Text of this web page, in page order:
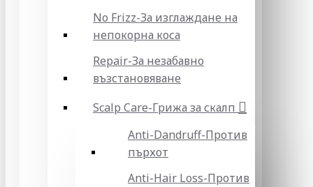
No Frizz-За изглаждане на
непокорна коса
Repair-За незабавно
възстановяване
Scalp Care-Грижа за скалп
Anti-Dandruff-Против
пърхот
Anti-Hair Loss-Против